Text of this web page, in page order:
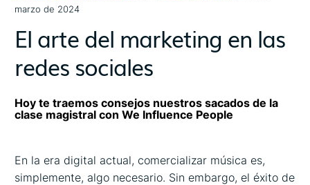
marzo de 2024
El arte del marketing en las
redes sociales
Hoy te traemos consejos nuestros sacados de la
clase magistral con We Influence People
En la era digital actual, comercializar música es,
simplemente, algo necesario. Sin embargo, el éxito de